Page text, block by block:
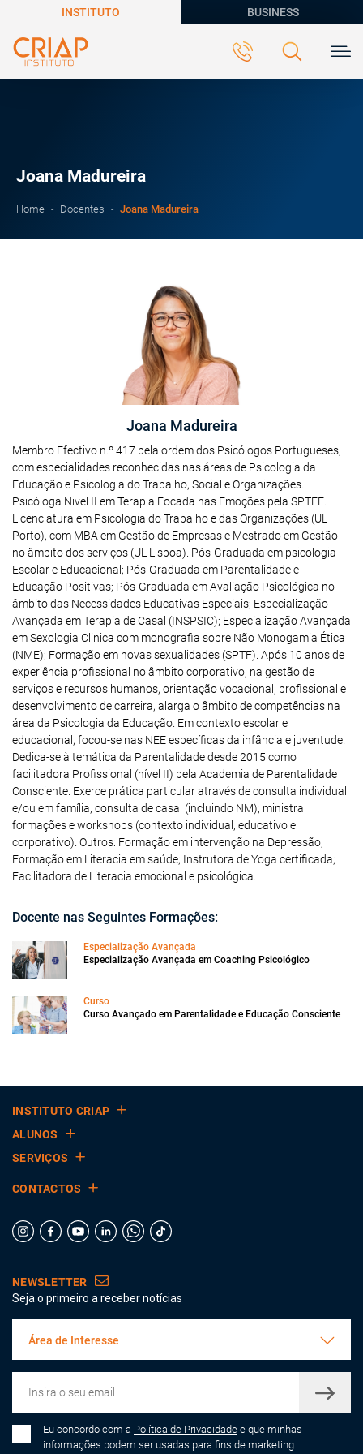
INSTITUTO BUSINESS
Joana Madureira
Home Docentes Joana Madureira
Joana Madureira
Membro Efectivo n.º 417 pela ordem dos Psicólogos Portugueses,
com especialidades reconhecidas nas áreas de Psicologia da
Educação e Psicologia do Trabalho, Social e Organizações.
Psicóloga Nivel II em Terapia Focada nas Emoções pela SPTFE.
Licenciatura em Psicologia do Trabalho e das Organizações (UL
Porto), com MBA em Gestão de Empresas e Mestrado em Gestão
no âmbito dos serviços (UL Lisboa). Pós-Graduada em psicologia
Escolar e Educacional; Pós-Graduada em Parentalidade e
Educação Positivas; Pós-Graduada em Avaliação Psicológica no
âmbito das Necessidades Educativas Especiais; Especialização
Avançada em Terapia de Casal (INSPSIC); Especialização Avançada
em Sexologia Clinica com monografia sobre Não Monogamia Ética
(NME); Formação em novas sexualidades (SPTF). Após 10 anos de
experiência profissional no âmbito corporativo, na gestão de
serviços e recursos humanos, orientação vocacional, profissional e
desenvolvimento de carreira, alarga o âmbito de competências na
área da Psicologia da Educação. Em contexto escolar e
educacional, focou-se nas NEE específicas da infância e juventude.
Dedica-se à temática da Parentalidade desde 2015 como
facilitadora Profissional (nível II) pela Academia de Parentalidade
Consciente. Exerce prática particular através de consulta individual
e/ou em família, consulta de casal (incluindo NM); ministra
formações e workshops (contexto individual, educativo e
corporativo). Outros: Formação em intervenção na Depressão;
Formação em Literacia em saúde; Instrutora de Yoga certificada;
Facilitadora de Literacia emocional e psicológica.
Docente nas Seguintes Formações:
Especialização Avançada
Especialização Avançada em Coaching Psicológico
Curso
Curso Avançado em Parentalidade e Educação Consciente
INSTITUTO CRIAP
ALUNOS
SERVIÇOS
CONTACTOS
NEWSLETTER
Seja o primeiro a receber notícias
Área de Interesse
Eu concordo com a Política de Privacidade e que minhas
informações podem ser usadas para fins de marketing.